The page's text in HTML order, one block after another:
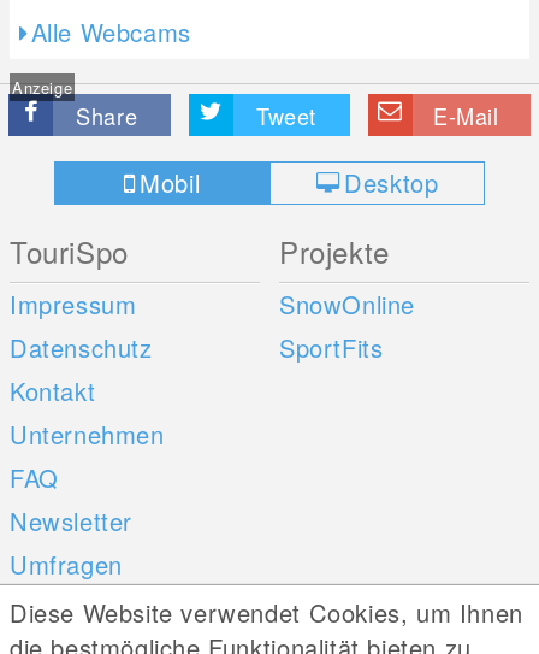
Alle Webcams
Anzeige
Share Tweet E-Mail
Mobil Desktop
TouriSpo
Impressum
Datenschutz
Kontakt
Unternehmen
FAQ
Newsletter
Umfragen
Projekte
SnowOnline
SportFits
Mobile Apps Social Web
Diese Website verwendet Cookies, um Ihnen